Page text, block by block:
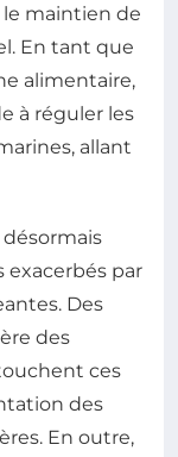
le maintien de
En tant que
alimentaire,
à réguler les
allant
exacerbés par
Des
des
ces
des
En outre,